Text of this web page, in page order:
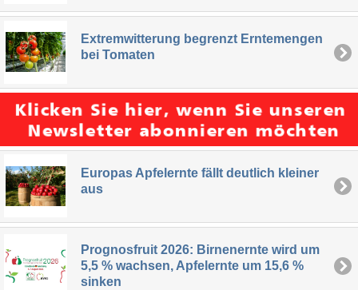
Extremwitterung begrenzt Erntemengen
bei Tomaten
Europas Apfelernte fällt deutlich kleiner
aus
Prognosfruit 2026: Birnenernte wird um
5,5 % wachsen, Apfelernte um 15,6 %
sinken